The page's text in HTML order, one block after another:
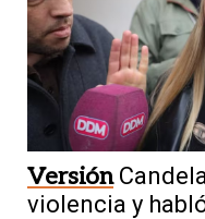
Versión
violencia y